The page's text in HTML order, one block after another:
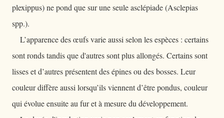
plexippus) ne pond que sur une seule asclépiade (Asclepias
spp.).
L’apparence des œufs varie aussi selon les espèces : certains
sont ronds tandis que d'autres sont plus allongés. Certains sont
lisses et d’autres présentent des épines ou des bosses. Leur
couleur diffère aussi lorsqu’ils viennent d’être pondus, couleur
qui évolue ensuite au fur et à mesure du développement.